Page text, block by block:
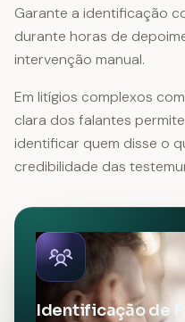
Garante a identificação
durante horas de
intervenção manual.
Em litígios complexos
clara dos falantes
identificar quem disse o
credibilidade das
Identificação de